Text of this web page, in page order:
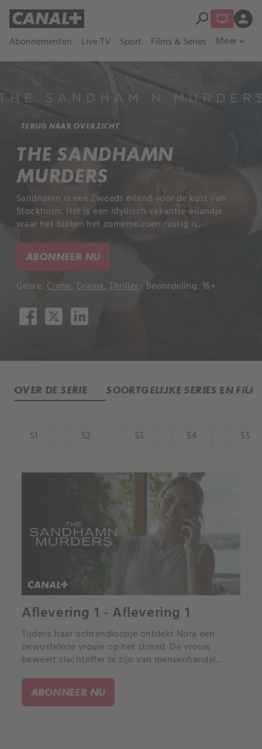
Abonnementen Live TV Sport Films & Series Meer expand_more
search person
TERUG NAAR OVERZICHT
THE SANDHAMN
MURDERS
Sandhamn is een Zweeds eiland voor de kust van
Stockholm. Het is een idyllisch vakantie-eilandje
waar het buiten het zomerseizoen rustig is.
ABONNEER NU
Genre: Crime, Drama,Thriller Beoordeling: 16+
OVER DE SERIE SOORTGELIJKE SERIES EN
S1 S2 S3 S4 S5
Aflevering 1 - Aflevering 1
Tijdens haar ochtendloopje ontdekt Nora een
bewusteloze vrouw op het strand. De vrouw
beweert slachtoffer te zijn van mensenhandel,
ABONNEER NU